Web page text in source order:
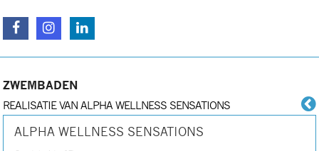
ZWEMBADEN
REALISATIE VAN ALPHA WELLNESS SENSATIONS
ALPHA WELLNESS SENSATIONS